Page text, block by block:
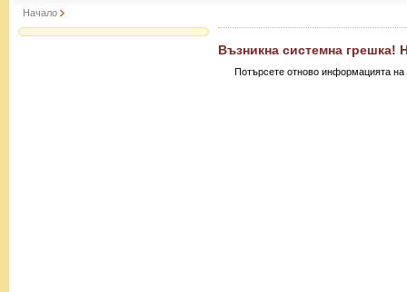
Начало
Възникна системна грешка!
Потърсете отново информацията на